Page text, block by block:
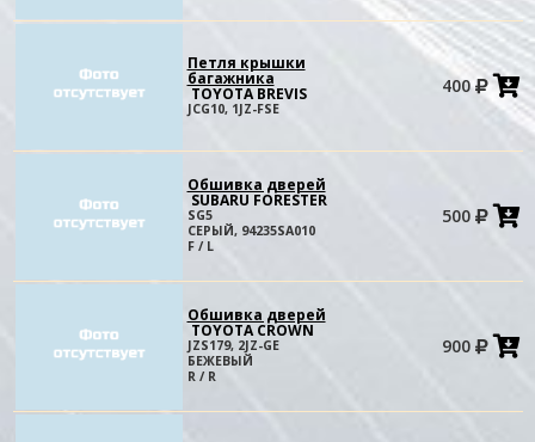
Петля крышки
багажника
TOYOTA BREVIS
JCG10, 1JZ-FSE
400 в
Обшивка дверей
SUBARU FORESTER
SG5
СЕРЫЙ, 94235SA010
F / L
500
Обшивка дверей
TOYOTA CROWN
JZS179, 2JZ-GE
БЕЖЕВЫЙ
R / R
900